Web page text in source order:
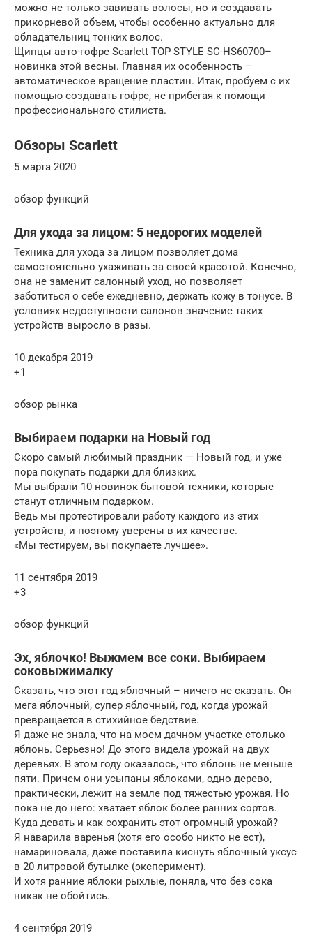
можно не только завивать волосы, но и создавать
прикорневой объем, чтобы особенно актуально для
обладательниц тонких волос.
Щипцы авто-гофре Scarlett TOP STYLE SC-HS60700–
новинка этой весны. Главная их особенность –
автоматическое вращение пластин. Итак, пробуем с их
помощью создавать гофре, не прибегая к помощи
профессионального стилиста.
Обзоры Scarlett
5 марта 2020
обзор функций
Для ухода за лицом: 5 недорогих моделей
Техника для ухода за лицом позволяет дома
самостоятельно ухаживать за своей красотой. Конечно,
она не заменит салонный уход, но позволяет
заботиться о себе ежедневно, держать кожу в тонусе. В
условиях недоступности салонов значение таких
устройств выросло в разы.
10 декабря 2019
+1
обзор рынка
Выбираем подарки на Новый год
Скоро самый любимый праздник — Новый год, и уже
пора покупать подарки для близких.
Мы выбрали 10 новинок бытовой техники, которые
станут отличным подарком.
Ведь мы протестировали работу каждого из этих
устройств, и поэтому уверены в их качестве.
«Мы тестируем, вы покупаете лучшее».
11 сентября 2019
+3
обзор функций
Эх, яблочко! Выжмем все соки. Выбираем
соковыжималку
Сказать, что этот год яблочный – ничего не сказать. Он
мега яблочный, супер яблочный, год, когда урожай
превращается в стихийное бедствие.
Я даже не знала, что на моем дачном участке столько
яблонь. Серьезно! До этого видела урожай на двух
деревьях. В этом году оказалось, что яблонь не меньше
пяти. Причем они усыпаны яблоками, одно дерево,
практически, лежит на земле под тяжестью урожая. Но
пока не до него: хватает яблок более ранних сортов.
Куда девать и как сохранить этот огромный урожай?
Я наварила варенья (хотя его особо никто не ест),
намариновала, даже поставила киснуть яблочный уксус
в 20 литровой бутылке (эксперимент).
И хотя ранние яблоки рыхлые, поняла, что без сока
никак не обойтись.
4 сентября 2019